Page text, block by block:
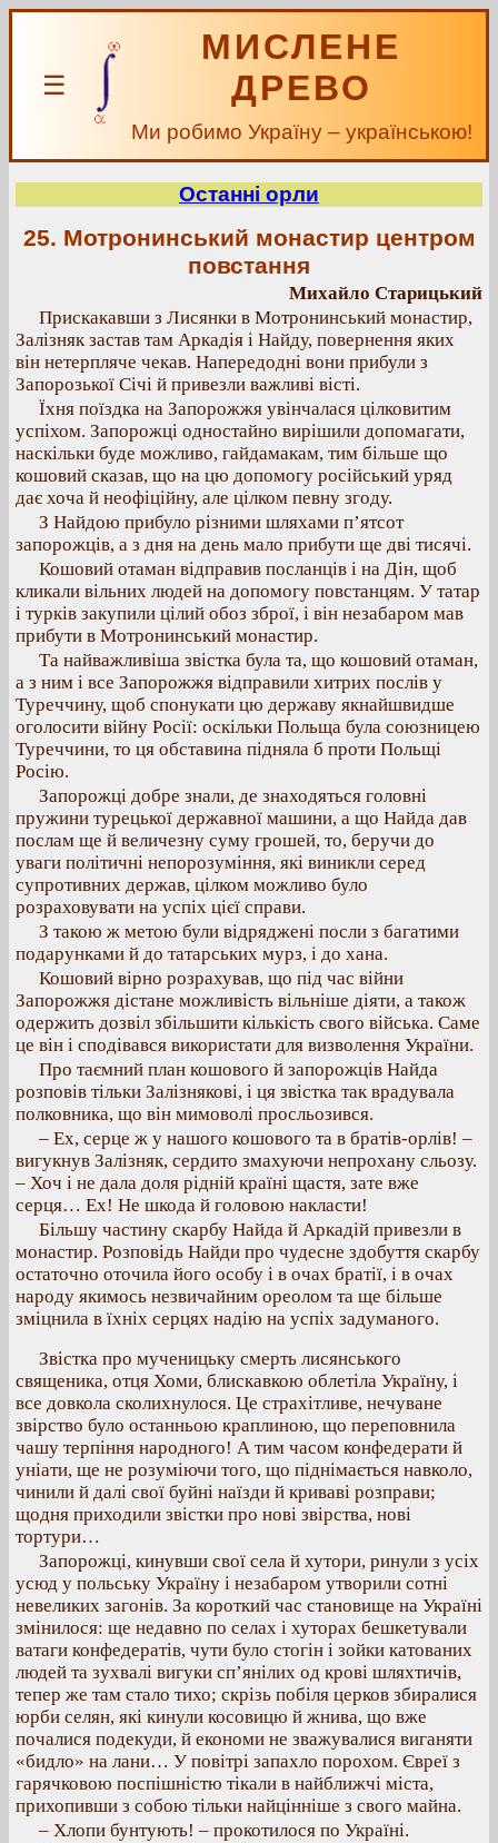
☰
МИСЛЕНЕ
ДРЕВО
Ми робимо Україну – українською!
Останні орли
25. Мотронинський монастир центром
повстання
Михайло Старицький
Прискакавши з Лисянки в Мотронинський монастир,
Залізняк застав там Аркадія і Найду, повернення яких
він нетерпляче чекав. Напередодні вони прибули з
Запорозької Січі й привезли важливі вісті.
Їхня поїздка на Запорожжя увінчалася цілковитим
успіхом. Запорожці одностайно вирішили допомагати,
наскільки буде можливо, гайдамакам, тим більше що
кошовий сказав, що на цю допомогу російський уряд
дає хоча й неофіційну, але цілком певну згоду.
З Найдою прибуло різними шляхами п’ятсот
запорожців, а з дня на день мало прибути ще дві тисячі.
Кошовий отаман відправив посланців і на Дін, щоб
кликали вільних людей на допомогу повстанцям. У татар
і турків закупили цілий обоз зброї, і він незабаром мав
прибути в Мотронинський монастир.
Та найважливіша звістка була та, що кошовий отаман,
а з ним і все Запорожжя відправили хитрих послів у
Туреччину, щоб спонукати цю державу якнайшвидше
оголосити війну Росії: оскільки Польща була союзницею
Туреччини, то ця обставина підняла б проти Польщі
Росію.
Запорожці добре знали, де знаходяться головні
пружини турецької державної машини, а що Найда дав
послам ще й величезну суму грошей, то, беручи до
уваги політичні непорозуміння, які виникли серед
супротивних держав, цілком можливо було
розраховувати на успіх цієї справи.
З такою ж метою були відряджені посли з багатими
подарунками й до татарських мурз, і до хана.
Кошовий вірно розрахував, що під час війни
Запорожжя дістане можливість вільніше діяти, а також
одержить дозвіл збільшити кількість свого війська. Саме
це він і сподівався використати для визволення України.
Про таємний план кошового й запорожців Найда
розповів тільки Залізнякові, і ця звістка так врадувала
полковника, що він мимоволі просльозився.
– Ex, серце ж у нашого кошового та в братів-орлів! –
вигукнув Залізняк, сердито змахуючи непрохану сльозу.
– Хоч і не дала доля рідній країні щастя, зате вже
серця… Ex! Не шкода й головою накласти!
Більшу частину скарбу Найда й Аркадій привезли в
монастир. Розповідь Найди про чудесне здобуття скарбу
остаточно оточила його особу і в очах братії, і в очах
народу якимось незвичайним ореолом та ще більше
зміцнила в їхніх серцях надію на успіх задуманого.
Звістка про мученицьку смерть лисянського
священика, отця Хоми, блискавкою облетіла Україну, і
все довкола сколихнулося. Це страхітливе, нечуване
звірство було останньою краплиною, що переповнила
чашу терпіння народного! А тим часом конфедерати й
уніати, ще не розуміючи того, що піднімається навколо,
чинили й далі свої буйні наїзди й криваві розправи;
щодня приходили звістки про нові звірства, нові
тортури…
Запорожці, кинувши свої села й хутори, ринули з усіх
усюд у польську Україну і незабаром утворили сотні
невеликих загонів. За короткий час становище на Україні
змінилося: ще недавно по селах і хуторах бешкетували
ватаги конфедератів, чути було стогін і зойки катованих
людей та зухвалі вигуки сп’янілих од крові шляхтичів,
тепер же там стало тихо; скрізь побіля церков збиралися
юрби селян, які кинули косовицю й жнива, що вже
почалися подекуди, й економи не зважувалися виганяти
«бидло» на лани… У повітрі запахло порохом. Євреї з
гарячковою поспішністю тікали в найближчі міста,
прихопивши з собою тільки найцінніше з свого майна.
– Хлопи бунтують! – прокотилося по Україні.